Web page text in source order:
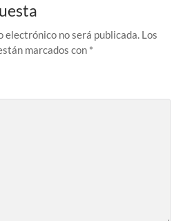
electrónico no será publicada. Los
marcados con *